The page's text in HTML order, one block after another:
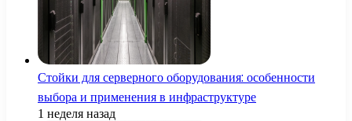
Стойки для серверного оборудования: особенности
выбора и применения в инфраструктуре
1 неделя назад